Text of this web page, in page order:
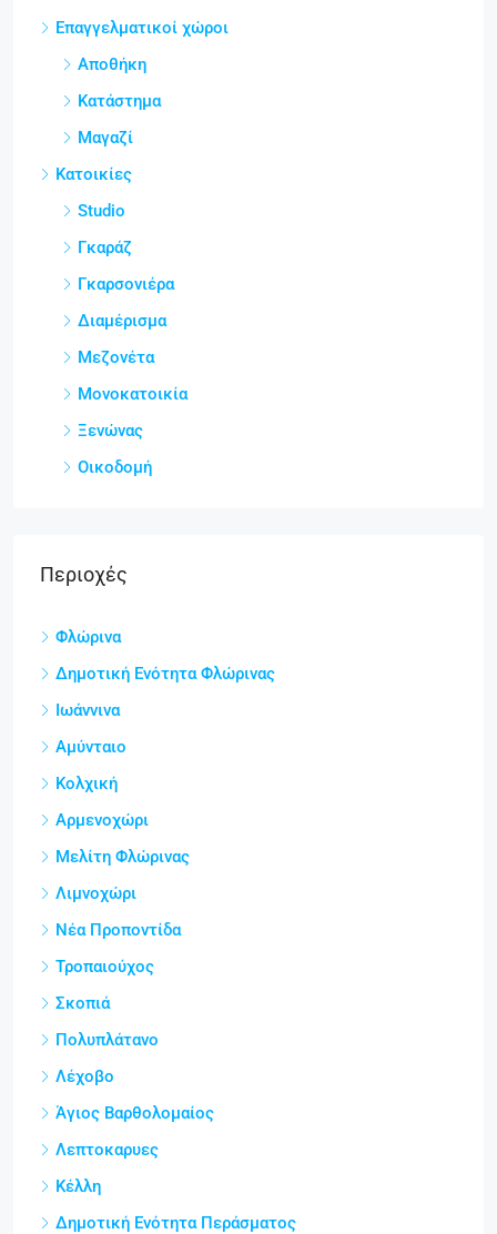
Επαγγελματικοί χώροι
Αποθήκη
Κατάστημα
Μαγαζί
Κατοικίες
Studio
Γκαράζ
Γκαρσονιέρα
Διαμέρισμα
Μεζονέτα
Μονοκατοικία
Ξενώνας
Οικοδομή
Περιοχές
Φλώρινα
Δημοτική Ενότητα Φλώρινας
Ιωάννινα
Αμύνταιο
Κολχική
Αρμενοχώρι
Μελίτη Φλώρινας
Λιμνοχώρι
Νέα Προποντίδα
Τροπαιούχος
Σκοπιά
Πολυπλάτανο
Λέχοβο
Άγιος Βαρθολομαίος
Λεπτοκαρυες
Κέλλη
Δημοτική Ενότητα Περάσματος